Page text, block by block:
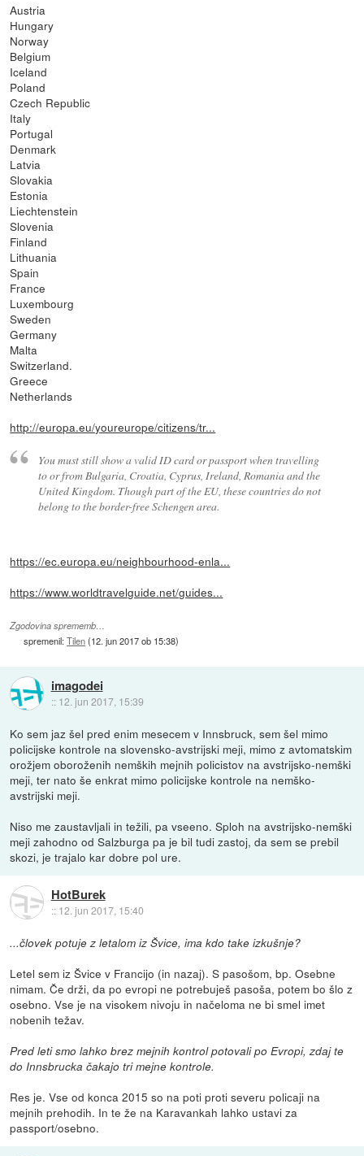
Austria
Hungary
Norway
Belgium
Iceland
Poland
Czech Republic
Italy
Portugal
Denmark
Latvia
Slovakia
Estonia
Liechtenstein
Slovenia
Finland
Lithuania
Spain
France
Luxembourg
Sweden
Germany
Malta
Switzerland.
Greece
Netherlands
http://europa.eu/youreurope/citizens/tr...
You must still show a valid ID card or passport when travelling
to or from Bulgaria, Croatia, Cyprus, Ireland, Romania and the
United Kingdom. Though part of the EU, these countries do not
belong to the border-free Schengen area.
https://ec.europa.eu/neighbourhood-enla...
https://www.worldtravelguide.net/guides...
Zgodovina sprememb…
spremenil:Tilen(12. jun 2017 ob 15:38)
imagodei
:: 12. jun 2017, 15:39
Ko sem jaz šel pred enim mesecem v Innsbruck, sem šel mimo
policijske kontrole na slovensko-avstrijski meji, mimo z avtomatskim
orožjem oboroženih nemških mejnih policistov na avstrijsko-nemški
meji, ter nato še enkrat mimo policijske kontrole na nemško-
avstrijski meji.
Niso me zaustavljali in težili, pa vseeno. Sploh na avstrijsko-nemški
meji zahodno od Salzburga pa je bil tudi zastoj, da sem se prebil
skozi, je trajalo kar dobre pol ure.
HotBurek
:: 12. jun 2017, 15:40
...človek potuje z letalom iz Švice, ima kdo take izkušnje?
Letel sem iz Švice v Francijo (in nazaj). S pasošom, bp. Osebne
nimam. Če drži, da po evropi ne potrebuješ pasoša, potem bo šlo z
osebno. Vse je na visokem nivoju in načeloma ne bi smel imet
nobenih težav.
Pred leti smo lahko brez mejnih kontrol potovali po Evropi, zdaj te
do Innsbrucka čakajo tri mejne kontrole.
Res je. Vse od konca 2015 so na poti proti severu policaji na
mejnih prehodih. In te že na Karavankah lahko ustavi za
passport/osebno.